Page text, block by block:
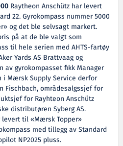
Raytheon Anschütz har levert
22. Gyrokompass nummer 5000
og det ble selvsagt markert.
på at de ble valgt som
til hele serien med AHTS-fartøy
Yards AS Brattvaag og
av gyrokompasset fikk Manager
Mærsk Supply Service derfor
Fischbach, områdesalgssjef for
for Rayhteon Anschütz
distributøren Syberg AS.
til «Mærsk Topper»
med tillegg av Standard
NP2025 pluss.